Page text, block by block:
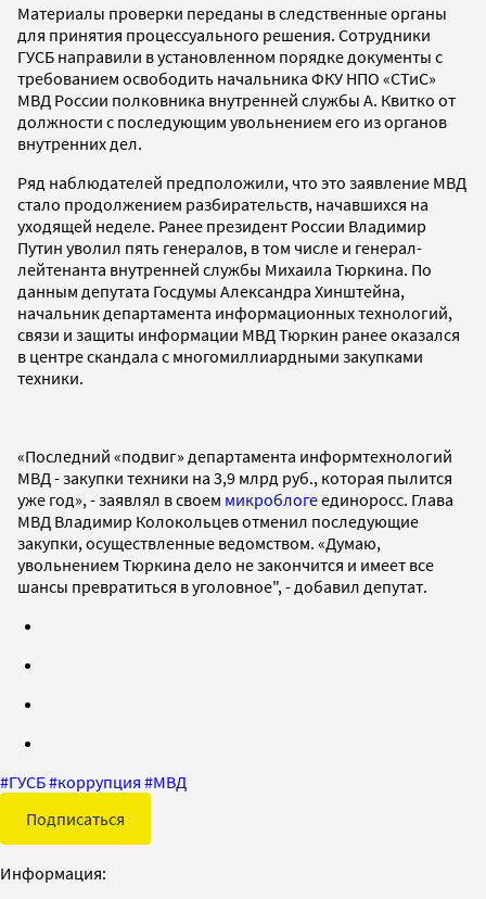
Материалы проверки переданы в следственные органы
для принятия процессуального решения. Сотрудники
ГУСБ направили в установленном порядке документы с
требованием освободить начальника ФКУ НПО «СТиС»
МВД России полковника внутренней службы А. Квитко от
должности с последующим увольнением его из органов
внутренних дел.
Ряд наблюдателей предположили, что это заявление МВД
стало продолжением разбирательств, начавшихся на
уходящей неделе. Ранее президент России Владимир
Путин уволил пять генералов, в том числе и генерал-
лейтенанта внутренней службы Михаила Тюркина. По
данным депутата Госдумы Александра Хинштейна,
начальник департамента информационных технологий,
связи и защиты информации МВД Тюркин ранее оказался
в центре скандала с многомиллиардными закупками
техники.
«Последний «подвиг» департамента информтехнологий
МВД - закупки техники на 3,9 млрд руб., которая пылится
уже год», - заявлял в своем микроблогеединоросс. Глава
МВД Владимир Колокольцев отменил последующие
закупки, осуществленные ведомством. «Думаю,
увольнением Тюркина дело не закончится и имеет все
шансы превратиться в уголовное", - добавил депутат.
#ГУСБ#коррупция #МВД
Подписаться
Информация: